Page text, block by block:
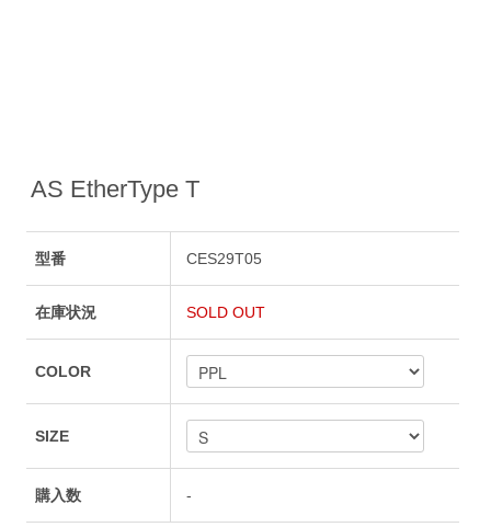
AS EtherType T
型番 CES29T05
在庫状況 SOLD OUT
COLOR
SIZE
購入数 -